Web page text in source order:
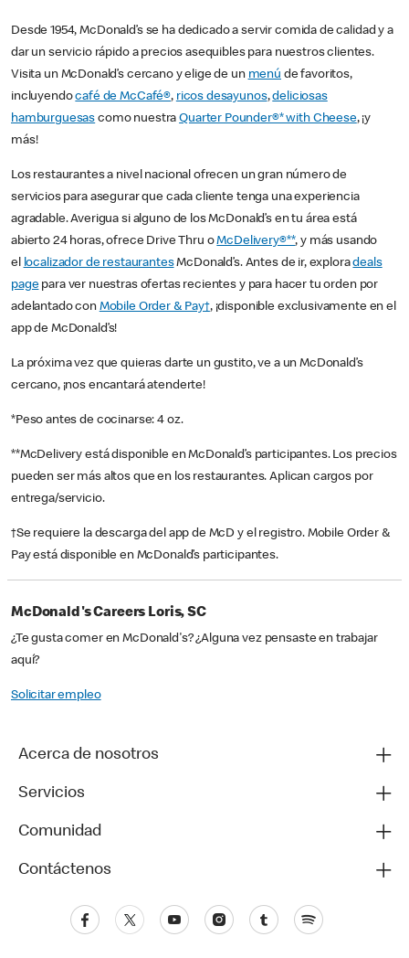
Desde 1954, McDonald’s se ha dedicado a servir comida de calidad y a
dar un servicio rápido a precios asequibles para nuestros clientes.
Visita un McDonald’s cercano y elige de un menú de favoritos,
incluyendocafé de McCafé®, ricos desayunos,deliciosas
hamburguesas como nuestraQuarter Pounder®* with Cheese, ¡y
más!
Los restaurantes a nivel nacional ofrecen un gran número de
servicios para asegurar que cada cliente tenga una experiencia
agradable. Averigua si alguno de los McDonald’s en tu área está
abierto 24 horas, ofrece Drive Thru oMcDelivery®**, y más usando
el localizador de restaurantesMcDonald’s. Antes de ir, exploradeals
pagepara ver nuestras ofertas recientes y para hacer tu orden por
adelantado con Mobile Order & Pay†, ¡disponible exclusivamente en el
app de McDonald’s!
La próxima vez que quieras darte un gustito, ve a un McDonald’s
cercano, ¡nos encantará atenderte!
*Peso antes de cocinarse: 4 oz.
**McDelivery está disponible en McDonald’s participantes. Los precios
pueden ser más altos que en los restaurantes. Aplican cargos por
entrega/servicio.
†Se requiere la descarga del app de McD y el registro. Mobile Order &
Pay está disponible en McDonald’s participantes.
McDonald's Careers Loris, SC
¿Te gusta comer en McDonald's? ¿Alguna vez pensaste en trabajar
aquí?
Solicitar empleo
Acerca de nosotros
Servicios
Comunidad
Contáctenos